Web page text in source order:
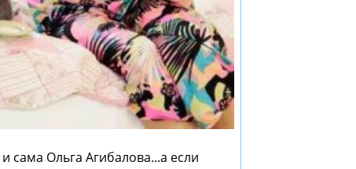
сама Ольга Агибалова...а если